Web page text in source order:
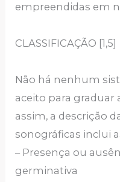
empreendidas em
CLASSIFICAÇÃO [1,5]
Não há nenhum
aceito para graduar
assim, a descrição
sonográficas inclui
– Presença ou
germinativa